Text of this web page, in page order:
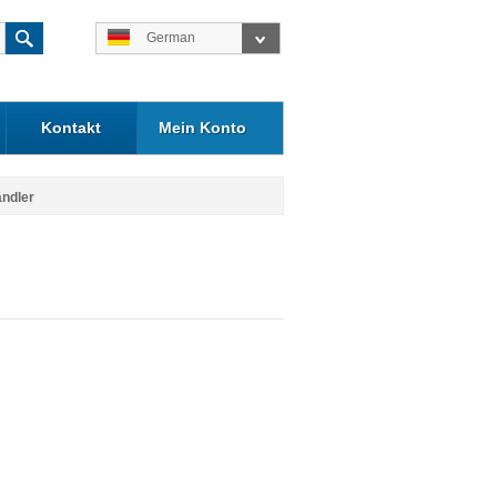
German
Kontakt Mein Konto